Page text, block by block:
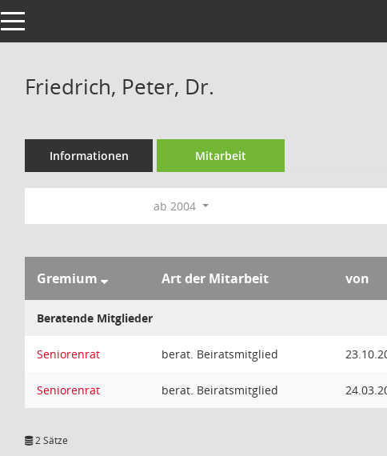
Toggle navigation
Friedrich, Peter, Dr.
Informationen Mitarbeit
ab 2004
Gremium Art der Mitarbeit von
Beratende Mitglieder
Seniorenrat berat. Beiratsmitglied
Seniorenrat berat. Beiratsmitglied
2 Sätze